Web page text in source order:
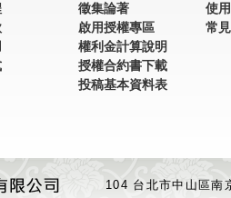
徵集論著
啟用授權專區
權利金計算說明
授權合約書下載
投稿基本資料表
使
常
104 台北市中山區